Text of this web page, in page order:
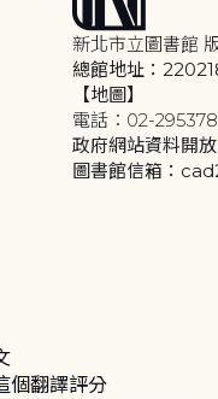
新北市立圖書館
總館地址：
【地圖】
電話：02-
政府網站資料開
圖書館信箱：
個翻譯評分